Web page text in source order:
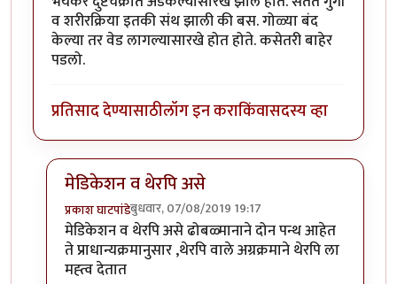
व शरीरक्रिया इतकी संथ झाली की बस. गोळ्या बंद
केल्या तर वेड लागल्यासारखे होत होते. कसेतरी बाहेर
पडलो.
प्रतिसाद देण्यासाठीलॉग इन कराकिंवासदस्य व्हा
मेडिकेशन व थेरपि असे
प्रकाश घाटपांडेबुधवार, 07/08/2019 19:17
In reply toशक्तिमान सिरियल मधली गीता.byतमराज
मेडिकेशन व थेरपि असे ढोबळ्मानाने दोन पन्थ आहेत
ते प्राधान्यक्रमानुसार ,थेरपि वाले अग्रक्रमाने थेरपि ला
मह्त्व देतात